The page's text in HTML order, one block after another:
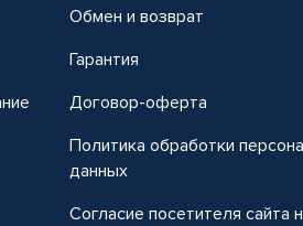
Обмен и возврат
Гарантия
Договор-оферта
Политика обработки
данных
Согласие посетителя сайта